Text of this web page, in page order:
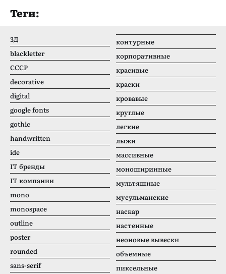
Теги:
3Д
blackletter
CCCР
decorative
digital
google fonts
gothic
handwritten
ide
IT бренды
IT компании
mono
monospace
outline
poster
rounded
sans-serif
контурные
корпоративные
красивые
краски
кровавые
круглые
легкие
лыжи
массивные
моноширинные
мультяшные
мусульманские
наскар
настенные
неоновые вывески
объемные
пиксельные